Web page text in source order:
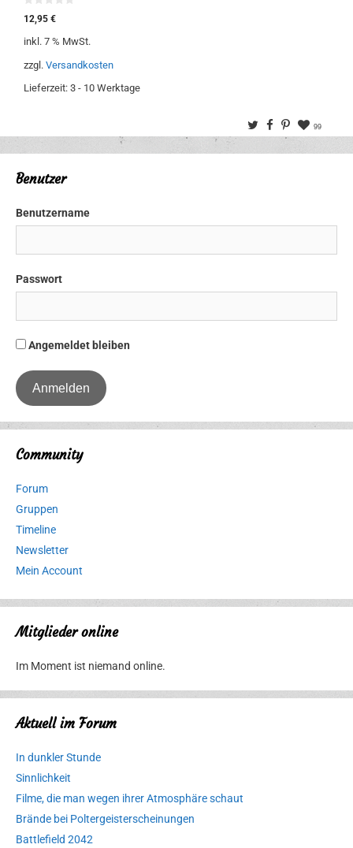
0
v
n
12,95 €
inkl. 7 % MwSt.
zzgl. Versandkosten
Lieferzeit: 3 - 10 Werktage
TwitterFacebook
Pinterest
99
Benutzer
Benutzername
Passwort
Angemeldet bleiben
Community
Forum
Gruppen
Timeline
Newsletter
Mein Account
Mitglieder online
Im Moment ist niemand online.
Aktuell im Forum
In dunkler Stunde
Sinnlichkeit
Filme, die man wegen ihrer Atmosphäre schaut
Brände bei Poltergeisterscheinungen
Battlefield 2042